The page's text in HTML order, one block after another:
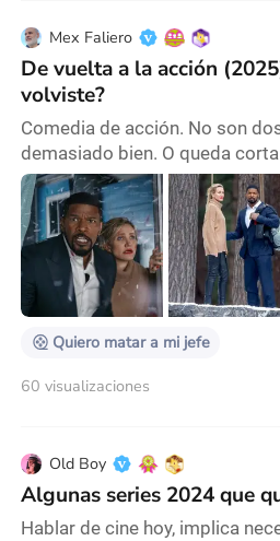
Mex Faliero
De vuelta a la acción
volviste?
Comedia de acción. No son
demasiado bien. O queda
un poco la acción. Muy poca
la vuelta, tal vez haya algunos
durante de películas en los 80’s
cruce genérico estaba en el
pero en general las comedias
completamente fallidas y se
Quiero matar a mi jefe
60 visualizaciones
Old Boy
Algunas series 2024 que
Hablar de cine hoy, implica